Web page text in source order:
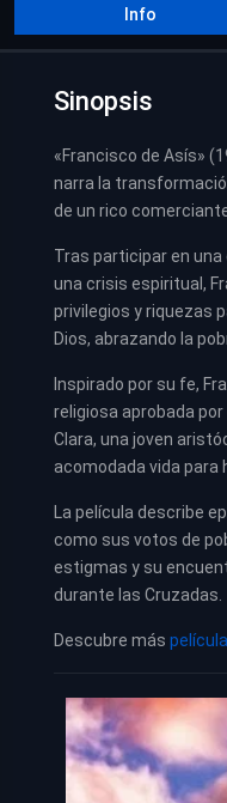
Info
Sinopsis
«Francisco de Asís»
narra la
de un rico comerciante
Tras participar en
una crisis espiritual,
privilegios y riquezas
Dios, abrazando la
Inspirado por su fe,
religiosa aprobada
Clara, una joven
acomodada vida para
La película describe
como sus votos de
estigmas y su
durante las Cruzadas.
Descubre más